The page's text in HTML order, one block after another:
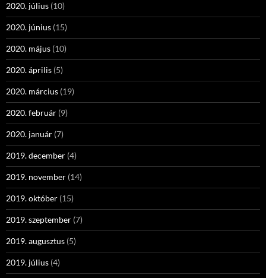
2020. július (10)
2020. június (15)
2020. május (10)
2020. április (5)
2020. március (19)
2020. február (9)
2020. január (7)
2019. december (4)
2019. november (14)
2019. október (15)
2019. szeptember (7)
2019. augusztus (5)
2019. július (4)